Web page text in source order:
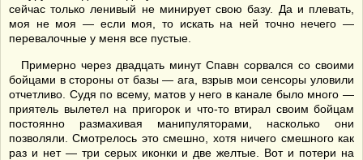
сейчас только ленивый не минирует свою базу. Да и плевать,
моя не моя — если моя, то искать на ней точно нечего —
перевалочные у меня все пустые.
Примерно через двадцать минут Спавн сорвался со своими
бойцами в стороны от базы — ага, взрыв мои сенсоры уловили
отчетливо. Судя по всему, матов у него в канале было много —
приятель вылетел на пригорок и что-то втирал своим бойцам
постоянно размахивая манипуляторами, насколько они
позволяли. Смотрелось это смешно, хотя ничего смешного как
раз и нет — три серых иконки и две желтые. Вот и потери на